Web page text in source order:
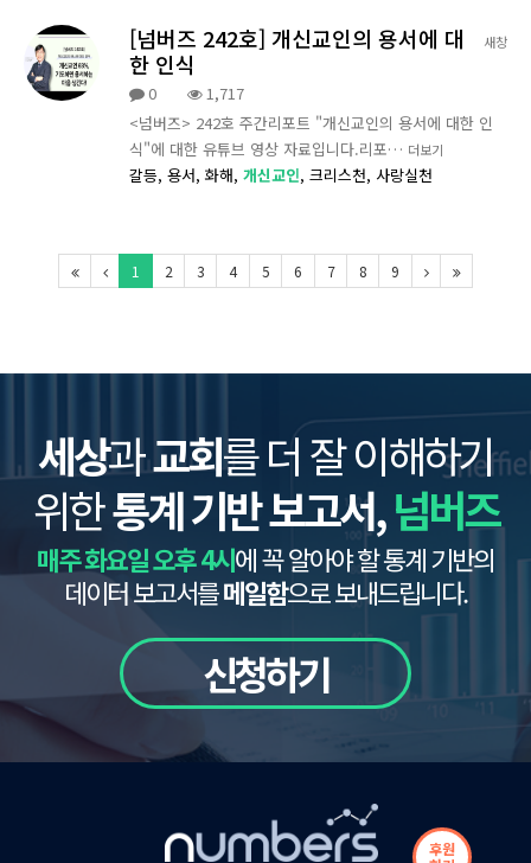
후원
새창
[넘버즈 242호] 개신교인의 용서에 대
한 인식
0
1,717
<넘버즈> 242호 주간리포트 "개신교인의 용서에 대한 인
식"에 대한 유튜브 영상 자료입니다.리포… 더보기
갈등, 용서, 화해, 개신교인, 크리스천, 사랑실천
1 2 3 4 5 6 7 8 9
세상과교회를 더 잘 이해하기
위한통계 기반 보고서,넘버즈
매주 화요일 오후 4시에 꼭 알아야 할 통계 기반의
데이터 보고서를메일함으로 보내드립니다.
신청하기